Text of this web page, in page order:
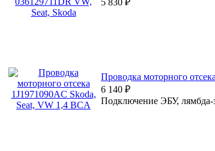
Проводка моторного
6 140 ₽
Подключение ЭБУ, лямбда-